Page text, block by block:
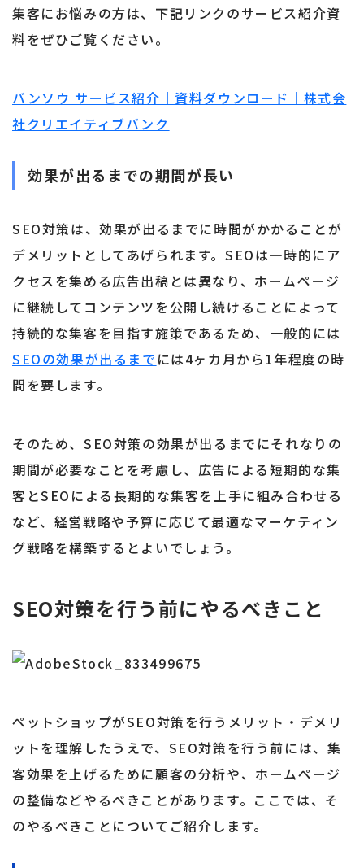
集客にお悩みの方は、下記リンクのサービス紹介資
料をぜひご覧ください。
バンソウ サービス紹介｜資料ダウンロード｜株式会
社クリエイティブバンク
効果が出るまでの期間が長い
SEO対策は、効果が出るまでに時間がかかることが
デメリットとしてあげられます。SEOは一時的にア
クセスを集める広告出稿とは異なり、ホームページ
に継続してコンテンツを公開し続けることによって
持続的な集客を目指す施策であるため、一般的には
SEOの効果が出るまで には4ヶカ月から1年程度の時
間を要します。
そのため、SEO対策の効果が出るまでにそれなりの
期間が必要なことを考慮し、広告による短期的な集
客とSEOによる長期的な集客を上手に組み合わせる
など、経営戦略や予算に応じて最適なマーケティン
グ戦略を構築するとよいでしょう。
SEO対策を行う前にやるべきこと
ペットショップがSEO対策を行うメリット・デメリ
ットを理解したうえで、SEO対策を行う前には、集
客効果を上げるために顧客の分析や、ホームページ
の整備などやるべきことがあります。ここでは、そ
のやるべきことについてご紹介します。